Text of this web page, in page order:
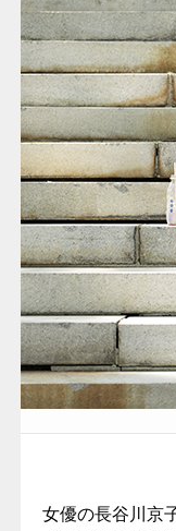
女優の長谷川京